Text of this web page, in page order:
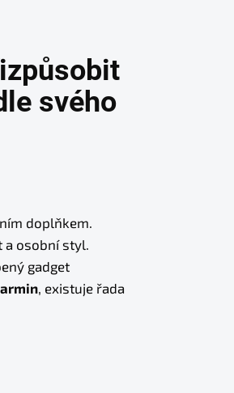
svého
doplňkem.
a osobní styl.
gadget
, existuje řada